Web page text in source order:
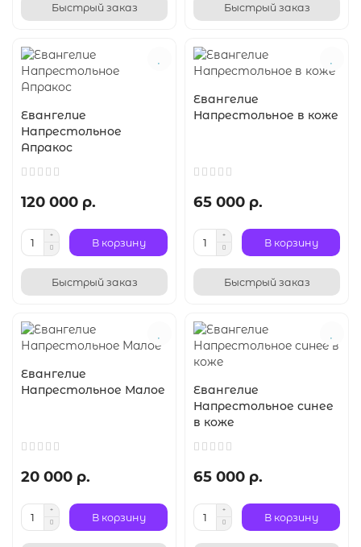
Быстрый заказ Быстрый заказ
Евангелие
Напрестольное
Апракос
120 000 р.
В корзину
Быстрый заказ
Евангелие
Напрестольное в коже
65 000 р.
В корзину
Быстрый заказ
Евангелие
Напрестольное Малое
20 000 р.
В корзину
Евангелие
Напрестольное синее
в коже
65 000 р.
В корзину